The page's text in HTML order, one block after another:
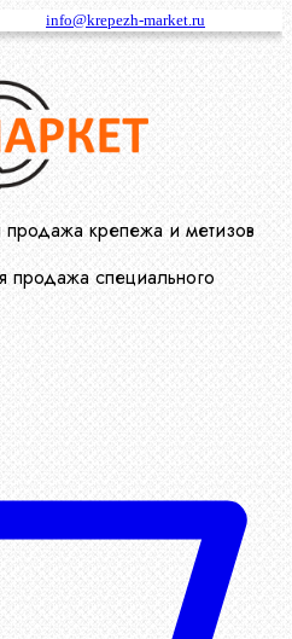
info@krepezh-market.ru
продажа крепежа и метизов
продажа специального